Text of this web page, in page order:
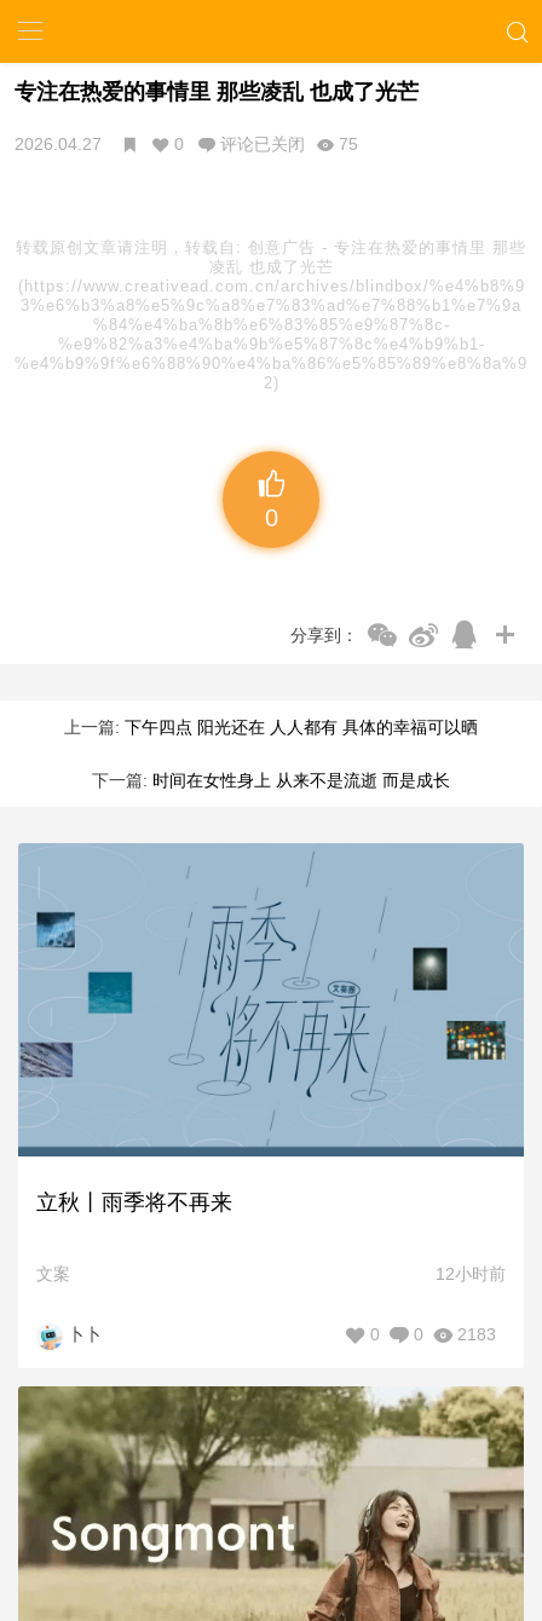
专注在热爱的事情里 那些凌乱 也成了光芒
2026.04.27 0 评论已关闭 75
转载原创文章请注明，转载自: 创意广告 - 专注在热爱的事情里 那些
凌乱 也成了光芒
(https://www.creativead.com.cn/archives/blindbox/%e4%b8%9
3%e6%b3%a8%e5%9c%a8%e7%83%ad%e7%88%b1%e7%9a
%84%e4%ba%8b%e6%83%85%e9%87%8c-
%e9%82%a3%e4%ba%9b%e5%87%8c%e4%b9%b1-
%e4%b9%9f%e6%88%90%e4%ba%86%e5%85%89%e8%8a%9
2)
0
分享到：
上一篇: 下午四点 阳光还在 人人都有 具体的幸福可以晒
下一篇: 时间在女性身上 从来不是流逝 而是成长
立秋丨雨季将不再来
文案 12小时前
卜卜 2183
0
0